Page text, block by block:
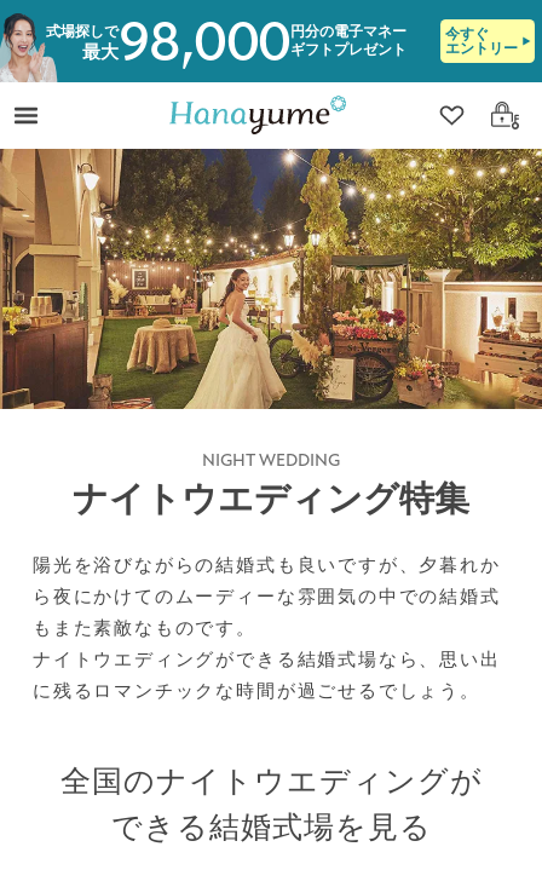
式場探しで
最大98,000 円分の電子マネー
ギフトプレゼント
今すぐ
エントリー
クリップ
ログ
NIGHT WEDDING
ナイトウエディング特集
陽光を浴びながらの結婚式も良いですが、夕暮れか
ら夜にかけてのムーディーな雰囲気の中での結婚式
もまた素敵なものです。
ナイトウエディングができる結婚式場なら、思い出
に残るロマンチックな時間が過ごせるでしょう。
全国のナイトウエディングが
できる結婚式場を見る